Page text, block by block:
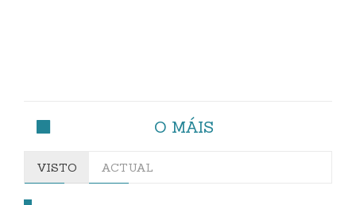
O MÁIS
VISTO ACTUAL